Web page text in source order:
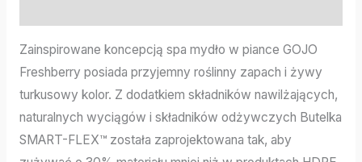
Zainspirowane koncepcją spa mydło w piance GOJO
Freshberry posiada przyjemny roślinny zapach i żywy
turkusowy kolor. Z dodatkiem składników nawilżających,
naturalnych wyciągów i składników odżywczych Butelka
SMART-FLEX™ została zaprojektowana tak, aby